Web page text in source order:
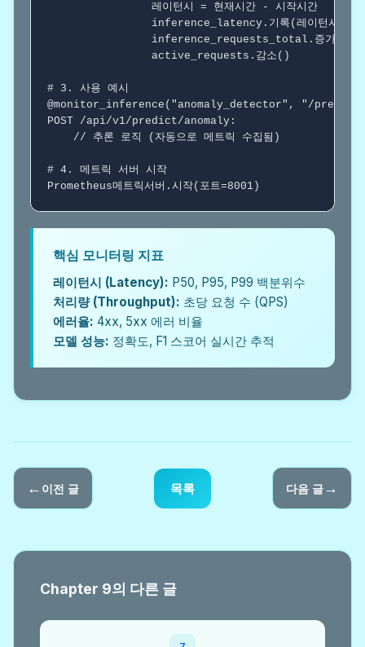
                레이턴시 = 현재시간 - 시작시간
                inference_latency.기록(레이턴시)
inference_requests_total.증가(모델
                active_requests.감소()
# 3. 사용 예시
@monitor_inference("anomaly_detector", "/
POST /api/v1/predict/anomaly:
// 추론 로직 (자동으로 메트릭 수집됨)
# 4. 메트릭 서버 시작
Prometheus메트릭서버.시작(포트=8001)
핵심 모니터링 지표
레이턴시 (Latency): P50, P95, P99 백분위수
처리량 (Throughput): 초당 요청 수 (QPS)
에러율: 4xx, 5xx 에러 비율
모델 성능: 정확도, F1 스코어 실시간 추적
← 이전 글 목록 다음 글→
Chapter 9의 다른 글